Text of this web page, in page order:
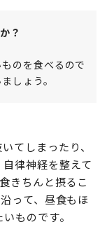
？
のを食べるので
しょう。
てしまったり、
律神経を整えて
きちんと摂るこ
って、昼食もほ
ものです。